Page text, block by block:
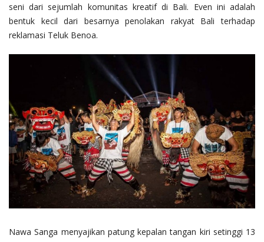
seni dari sejumlah komunitas kreatif di Bali. Even ini adalah
bentuk kecil dari besarnya penolakan rakyat Bali terhadap
reklamasi Teluk Benoa.
Nawa Sanga menyajikan patung kepalan tangan kiri setinggi 13